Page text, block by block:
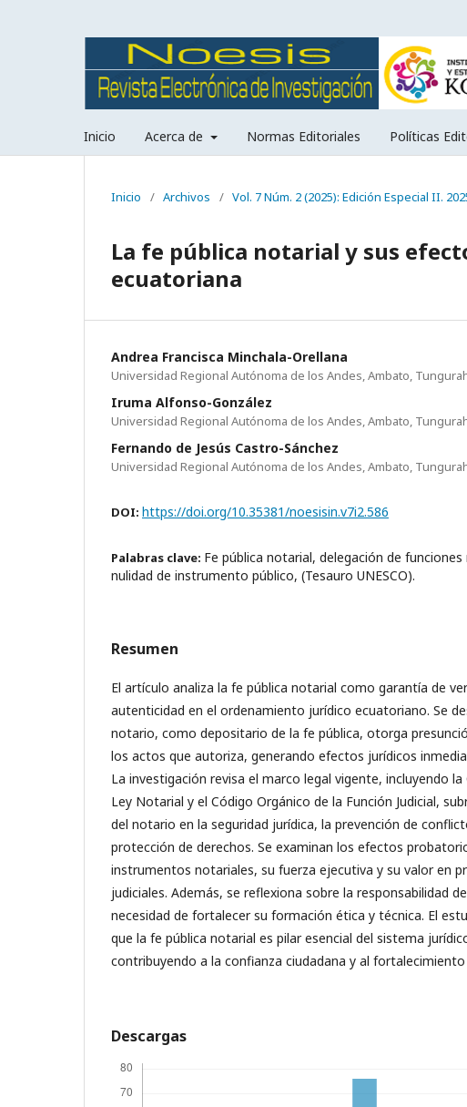
Inicio Acerca de Normas Editoriales Políticas
Inicio / Archivos / Vol. 7 Núm. 2 (2025): Edición Especial II.
La fe pública notarial y sus
ecuatoriana
Andrea Francisca Minchala-Orellana
Universidad Regional Autónoma de los Andes, Ambato,
Iruma Alfonso-González
Universidad Regional Autónoma de los Andes, Ambato,
Fernando de Jesús Castro-Sánchez
Universidad Regional Autónoma de los Andes, Ambato,
DOI: https://doi.org/10.35381/noesisin.v7i2.586
Palabras clave: Fe pública notarial, delegación de
nulidad de instrumento público, (Tesauro UNESCO).
Resumen
El artículo analiza la fe pública notarial como garantía de
autenticidad en el ordenamiento jurídico ecuatoriano. Se
notario, como depositario de la fe pública, otorga
los actos que autoriza, generando efectos jurídicos
La investigación revisa el marco legal vigente, incluyendo
Ley Notarial y el Código Orgánico de la Función Judicial,
del notario en la seguridad jurídica, la prevención de
protección de derechos. Se examinan los efectos
instrumentos notariales, su fuerza ejecutiva y su valor en
judiciales. Además, se reflexiona sobre la responsabilidad
necesidad de fortalecer su formación ética y técnica. El
que la fe pública notarial es pilar esencial del sistema
contribuyendo a la confianza ciudadana y al
Descargas